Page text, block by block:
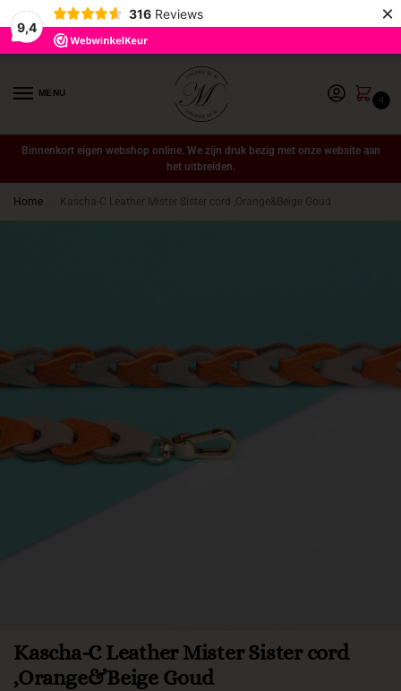
9,4
316 Reviews ×
MENU
0
Binnenkort eigen webshop online. We zijn druk bezig met onze website aan
het uitbreiden.
Home Kascha-C Leather Mister Sister cord ,Orange&Beige Goud
Kascha-C Leather Mister Sister cord
,Orange&Beige Goud